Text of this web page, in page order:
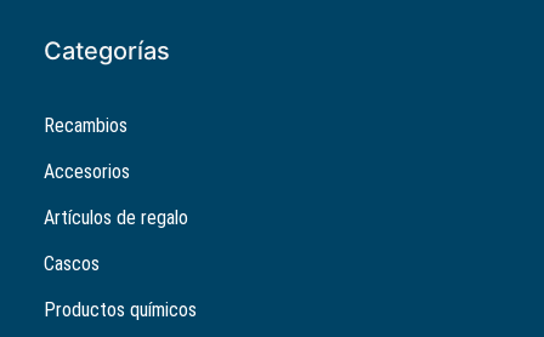
Categorías
Recambios
Accesorios
Artículos de regalo
Cascos
Productos químicos